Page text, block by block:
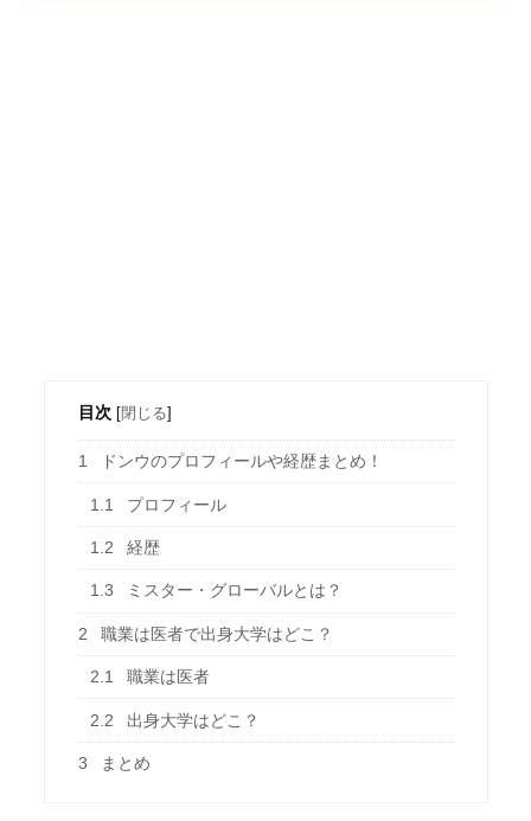
目次 [閉じる]
1 ドンウのプロフィールや経歴まとめ！
1.1 プロフィール
1.2 経歴
1.3 ミスター・グローバルとは？
2 職業は医者で出身大学はどこ？
2.1 職業は医者
2.2 出身大学はどこ？
3 まとめ